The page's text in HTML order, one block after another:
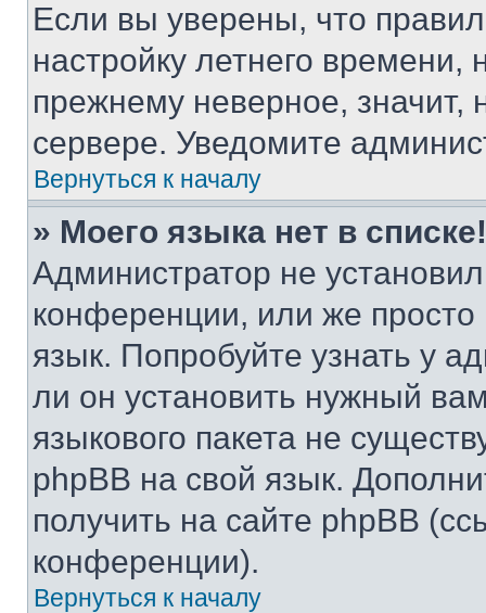
Если вы уверены, что
настройку летнего
прежнему неверное, значит,
сервере. Уведомите
Вернуться к началу
» Моего языка нет в списке!
Администратор не
конференции, или же
язык. Попробуйте узнать у
ли он установить нужный
языкового пакета не
phpBB на свой язык.
получить на сайте phpBB
конференции).
Вернуться к началу